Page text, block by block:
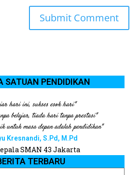
SATUAN PENDIDIKAN
hari ini, sukses esok hari"
belajar, tiada hari tanpa prestasi"
untuk masa depan adalah pendidikan"
Kresnandi, S.Pd, M.Pd
SMAN 43 Jakarta
TERBARU